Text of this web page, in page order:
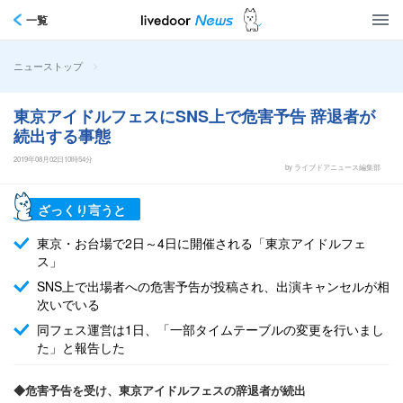
一覧
ニューストップ >
東京アイドルフェスにSNS上で危害予告 辞退者が
続出する事態
2019年08月02日10時54分
by ライブドアニュース編集部
ざっくり言うと
東京・お台場で2日～4日に開催される「東京アイドルフェ
ス」
SNS上で出場者への危害予告が投稿され、出演キャンセルが相
次いでいる
同フェス運営は1日、「一部タイムテーブルの変更を行いまし
た」と報告した
◆危害予告を受け、東京アイドルフェスの辞退者が続出